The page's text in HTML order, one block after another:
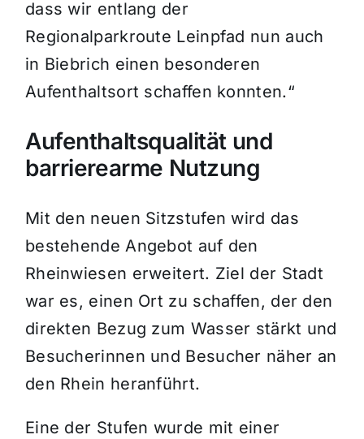
dass wir entlang der
Regionalparkroute Leinpfad nun auch
in Biebrich einen besonderen
Aufenthaltsort schaffen konnten.“
Aufenthaltsqualität und
barrierearme Nutzung
Mit den neuen Sitzstufen wird das
bestehende Angebot auf den
Rheinwiesen erweitert. Ziel der Stadt
war es, einen Ort zu schaffen, der den
direkten Bezug zum Wasser stärkt und
Besucherinnen und Besucher näher an
den Rhein heranführt.
Eine der Stufen wurde mit einer